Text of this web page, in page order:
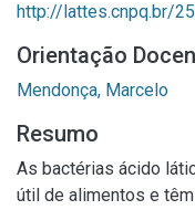
http://lattes.cnpq.br/
Orientação
Mendonça, Marcelo
Resumo
As bactérias ácido
útil de alimentos e